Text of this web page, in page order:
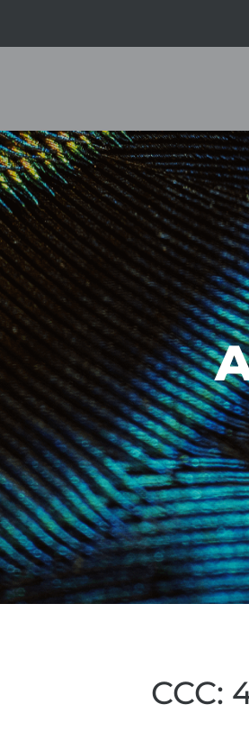
CCC: